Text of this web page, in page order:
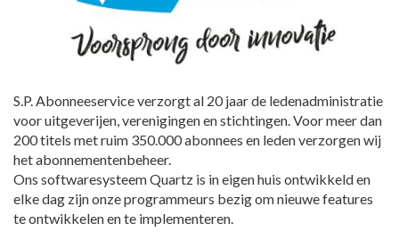
S.P. Abonneeservice verzorgt al 20 jaar de ledenadministratie
voor uitgeverijen, verenigingen en stichtingen. Voor meer dan
200 titels met ruim 350.000 abonnees en leden verzorgen wij
het abonnementenbeheer.
Ons softwaresysteem Quartz is in eigen huis ontwikkeld en
elke dag zijn onze programmeurs bezig om nieuwe features
te ontwikkelen en te implementeren.